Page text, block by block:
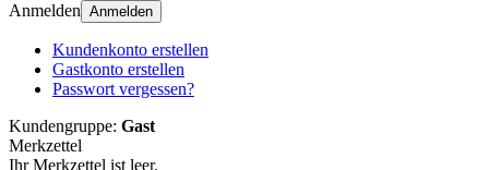
Anmelden Anmelden
Kundenkonto erstellen
Gastkonto erstellen
Passwort vergessen?
Kundengruppe: Gast
Merkzettel
Ihr Merkzettel ist leer.